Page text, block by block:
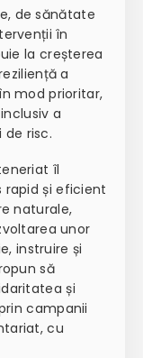
de sănătate
în
la creșterea
a
mod prioritar,
a
risc.
îl
rapid și eficient
naturale,
unor
instruire și
să
și
campanii
cu